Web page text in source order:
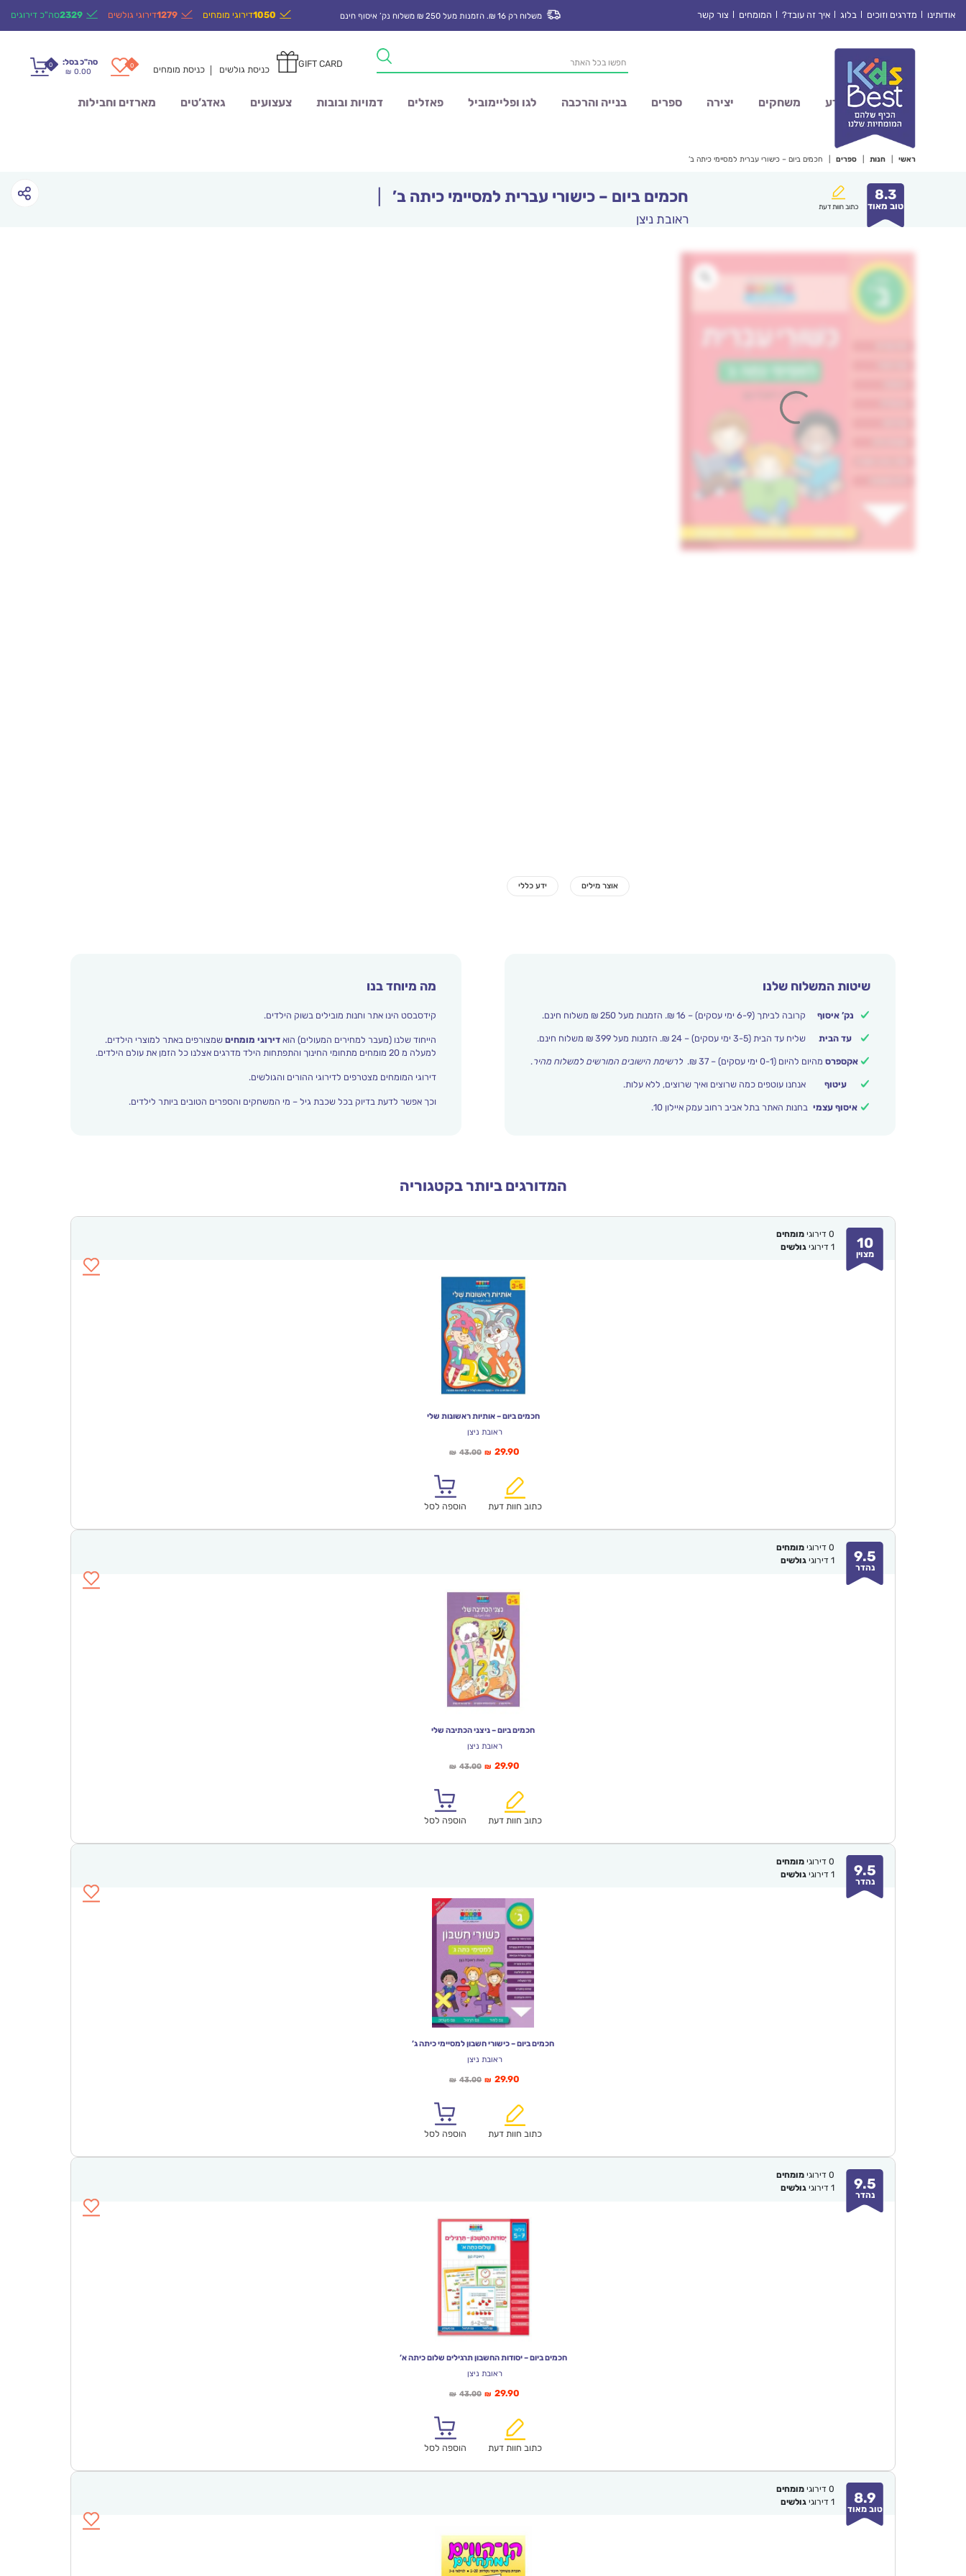
אודותינו מדרגים וזוכים בלוג איך זה עובד? המומחים צור קשר משלוח רק 16 ₪. הזמנות מעל 250 ₪ משלוח נק’ איסוף חינם 1050דירוגי מומחים 1279דירוגי גולשים 2329סה"כ דירוגים
Products
search
GIFT CARD כניסת גולשים כניסת מומחים 0
0 סה"כ בסל:
₪ 0.00
מדע משחקים יצירה ספרים בנייה והרכבה לגו ופליימוביל פאזלים דמויות ובובות צעצועים גאדג’טים מארזים וחבילות
ראשי חנות ספרים חכמים ביום – כישורי עברית למסיימי כיתה ב’
8.3
טוב מאוד כתוב חוות דעת חכמים ביום – כישורי עברית למסיימי כיתה ב’
ראובת ניצן
שיטות המשלוח שלנו
נק’ איסוף קרובה לביתך (6-9 ימי עסקים) – 16 ₪. הזמנות מעל 250 ₪ משלוח חינם.
עד הבית שליח עד הבית (3-5 ימי עסקים) – 24 ₪. הזמנות מעל 399 ₪ משלוח חינם.
אקספרס מהיום להיום (0-1 ימי עסקים) – 37 ₪. לרשימת הישובים המורשים למשלוח מהיר.
עיטוף אנחנו עוטפים כמה שרוצים ואיך שרוצים, ללא עלות.
איסוף עצמי בחנות האתר בתל אביב רחוב עמק איילון 10.
מה מיוחד בנו
קידסבסט הינו אתר וחנות מובילים בשוק הילדים.
הייחוד שלנו (מעבר למחירים המעולים) הוא דירוגי מומחיםשמצורפים באתר למוצרי הילדים.
למעלה מ 20 מומחים מתחומי החינוך והתפתחות הילד מדרגים אצלנו כל הזמן את עולם הילדים.
דירוגי המומחים מצטרפים לדירוגי ההורים והגולשים.
וכך אפשר לדעת בדיוק בכל שכבת גיל – מי המשחקים והספרים הטובים ביותר לילדים.
המדורגים ביותר בקטגוריה
10
מצוין
0 דירוגימומחים
1 דירוגיגולשים
חכמים ביום – אותיות ראשונות שלי
ראובת ניצן
₪ 43.00המחיר
₪43.00.
₪ 29.90
הוא:
כתוב חוות דעת
הוספה לסל
9.5
נהדר
0 דירוגימומחים
1 דירוגיגולשים
חכמים ביום – ניצני הכתיבה שלי
ראובת ניצן
₪ 43.00המחיר
₪43.00.
₪ 29.90
הוא:
כתוב חוות דעת
הוספה לסל
9.5
נהדר
0 דירוגימומחים
1 דירוגיגולשים
חכמים ביום – כישורי חשבון למסיימי כיתה ג’
ראובת ניצן
₪ 43.00המחיר
₪43.00.
₪ 29.90
הוא:
כתוב חוות דעת
הוספה לסל
9.5
נהדר
0 דירוגימומחים
1 דירוגיגולשים
חכמים ביום – יסודות החשבון תרגילים שלום כיתה א’
ראובת ניצן
₪ 43.00המחיר
₪43.00.
₪ 29.90
הוא:
כתוב חוות דעת
הוספה לסל
8.9
טוב מאוד
0 דירוגימומחים
1 דירוגיגולשים